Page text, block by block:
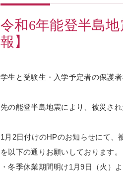
令和6年能登半島
報】
学生と受験生・入学予定者の保護
先の能登半島地震により、被災さ
1月2日付けのHPのお知らせにて、
を以下の通りお願いしております。
・冬季休業期間明け1月9日（火）